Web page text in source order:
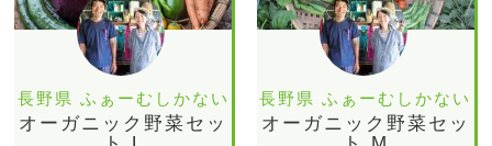
長野県 ふぁーむしかない
オーガニック野菜セッ
長野県 ふぁーむしかない
オーガニック野菜セッ